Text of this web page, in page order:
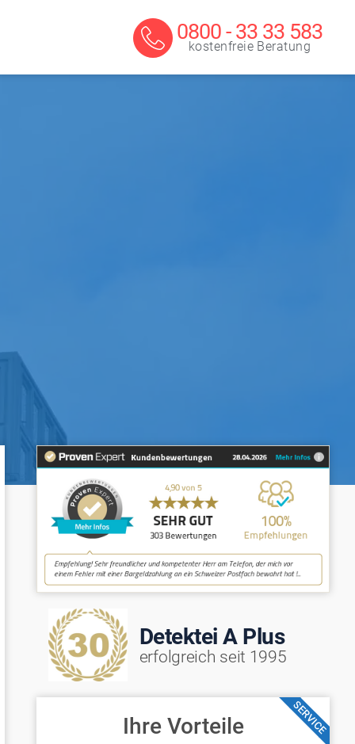
0800 - 33 33 583
kostenfreie Beratung
Detektei A Plus
erfolgreich seit 1995
SERVICE
Ihre Vorteile